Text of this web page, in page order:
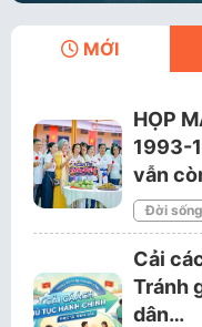
MỚI
HỌP
1993-
vẫn
Đời sống
Cải
Tránh
dân…